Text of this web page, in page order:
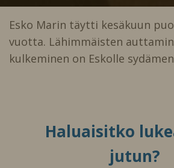
Esko Marin täytti kesäkuun
vuotta. Lähimmäisten
kulkeminen on Eskolle
Haluaisitko
jutun?